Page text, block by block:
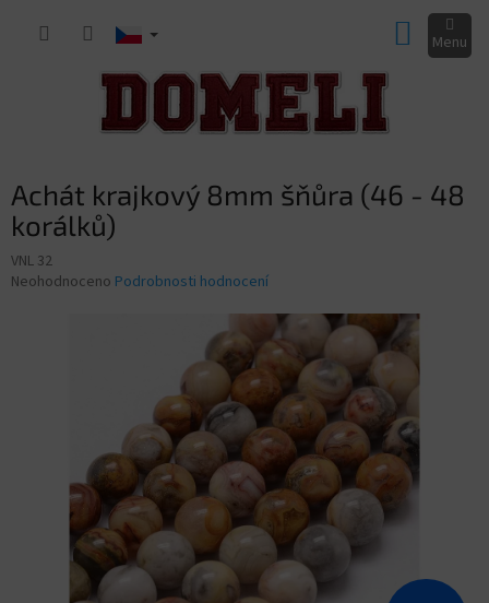
KOŠÍK
Achát krajkový 8mm šňůra (46 - 48
korálků)
VNL 32
Průměrné
Neohodnoceno Podrobnosti hodnocení